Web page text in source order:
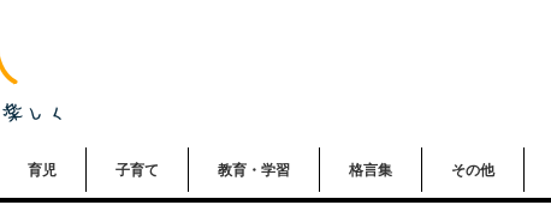
育児 子育て 教育・学習 格言集 その他